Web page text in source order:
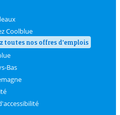
Coolblue
toutes nos offres d'emplois
Bas